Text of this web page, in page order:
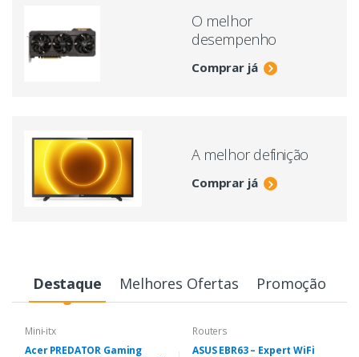
O melhor
desempenho
Comprar já
A melhor definição
Comprar já
Destaque Melhores Ofertas Promoção
Mini-itx
Acer PREDATOR Gaming
Routers
ASUS EBR63 – Expert WiFi